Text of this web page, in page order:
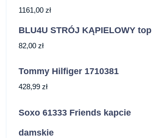
1161,00 zł
BLU4U STRÓJ KĄPIELOWY top
82,00 zł
Tommy Hilfiger 1710381
428,99 zł
Soxo 61333 Friends kapcie
damskie